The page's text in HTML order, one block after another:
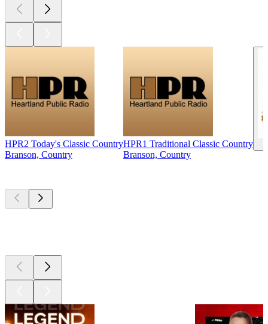
HPR2 Today's Classic Country
Branson, Country
HPR1 Traditional Classic Country
Branson, Country